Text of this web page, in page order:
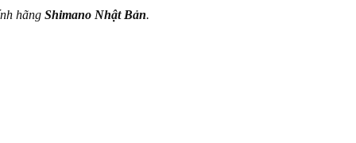
hãng Shimano Nhật Bản.